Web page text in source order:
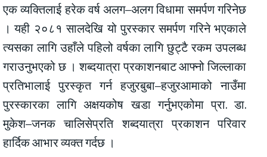
एक व्यक्तिलाई हरेक वर्ष अलग–अलग विधामा समर्पण गरिनेछ
। यही २०८१ सालदेखि यो पुरस्कार समर्पण गरिने भएकाले
त्यसका लागि उहाँले पहिलो वर्षका लागि छुट्टै रकम उपलब्ध
गराउनुभएको छ । शब्दयात्रा प्रकाशनबाट आफ्नो जिल्लाका
प्रतिभालाई पुरस्कृत गर्न हजुरबुबा–हजुरआमाको नाउँमा
पुरस्कारका लागि अक्षयकोष खडा गर्नुभएकोमा प्रा. डा.
मुकेश–जनक चालिसेप्रति शब्दयात्रा प्रकाशन परिवार
हार्दिक आभार व्यक्त गर्दछ ।